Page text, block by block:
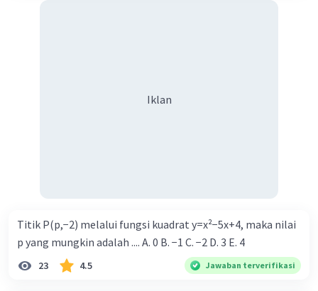
Iklan
Titik P(p,−2) melalui fungsi kuadrat y=x²−5x+4, maka nilai
p yang mungkin adalah .... A. 0 B. −1 C. −2 D. 3 E. 4
23 4.5 Jawaban terverifikasi